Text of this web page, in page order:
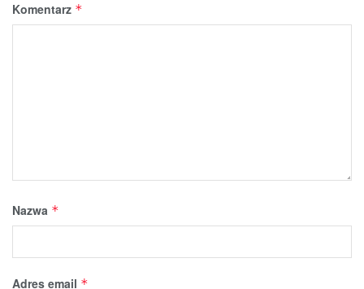
Komentarz *
Nazwa *
Adres email *